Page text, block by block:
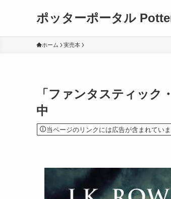
ポッターポータル
ホーム 実売本
「ファンタスティック
中
当ページのリンクには広告が含まれていま